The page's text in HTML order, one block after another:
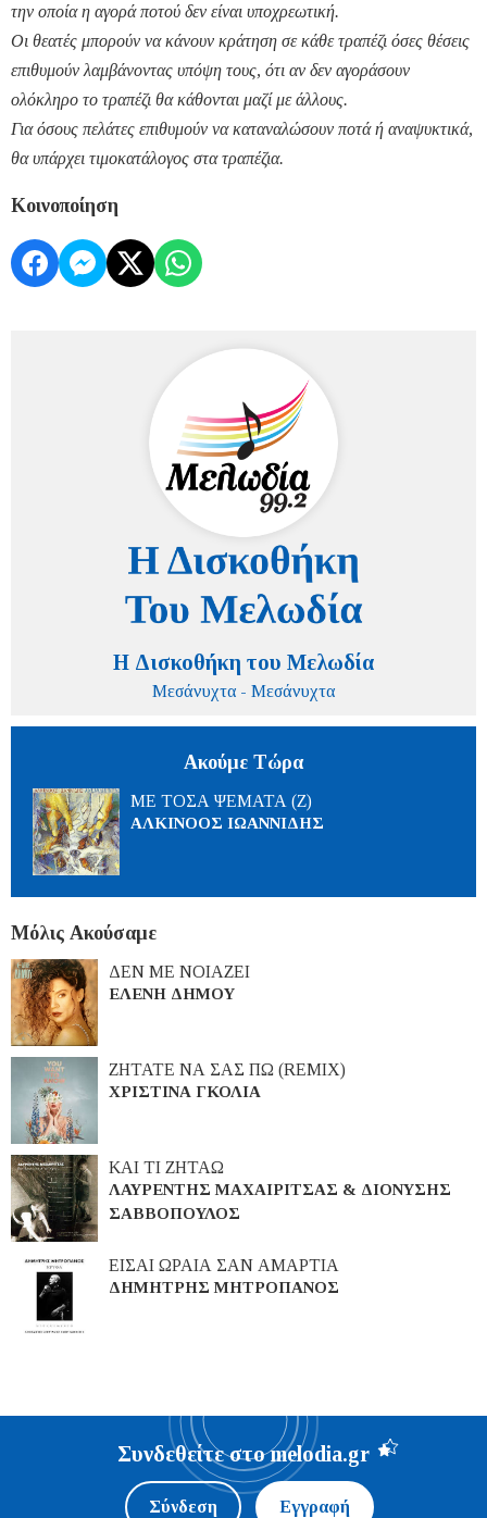
την οποία η αγορά ποτού δεν είναι υποχρεωτική.
Οι θεατές μπορούν να κάνουν κράτηση σε κάθε τραπέζι όσες θέσεις
επιθυμούν λαμβάνοντας υπόψη τους, ότι αν δεν αγοράσουν
ολόκληρο το τραπέζι θα κάθονται μαζί με άλλους.
Για όσους πελάτες επιθυμούν να καταναλώσουν ποτά ή αναψυκτικά,
θα υπάρχει τιμοκατάλογος στα τραπέζια.
Κοινοποίηση
Η Δισκοθήκη του Μελωδία
Μεσάνυχτα - Μεσάνυχτα
Ακούμε Τώρα
ΜΕ ΤΟΣΑ ΨΕΜΑΤΑ (Ζ)
ΑΛΚΙΝΟΟΣ ΙΩΑΝΝΙΔΗΣ
Μόλις Ακούσαμε
ΔΕΝ ΜΕ ΝΟΙΑΖΕΙ
ΕΛΕΝΗ ΔΗΜΟΥ
ΖΗΤΑΤΕ ΝΑ ΣΑΣ ΠΩ (REMIX)
ΧΡΙΣΤΙΝΑ ΓΚΟΛΙΑ
ΚΑΙ ΤΙ ΖΗΤΑΩ
ΛΑΥΡΕΝΤΗΣ ΜΑΧΑΙΡΙΤΣΑΣ & ΔΙΟΝΥΣΗΣ
ΣΑΒΒΟΠΟΥΛΟΣ
ΕΙΣΑΙ ΩΡΑΙΑ ΣΑΝ ΑΜΑΡΤΙΑ
ΔΗΜΗΤΡΗΣ ΜΗΤΡΟΠΑΝΟΣ
Συνδεθείτε στο melodia.gr
Σύνδεση Εγγραφή